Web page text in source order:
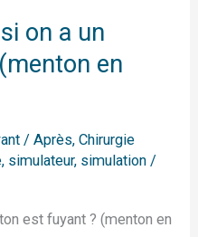
on a un
en
/ Après,Chirurgie
, simulateur, simulation /
est fuyant ? (menton en